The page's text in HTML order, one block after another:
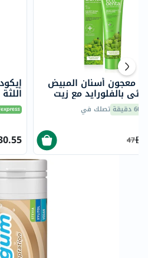
شجرة
معجون أسنان المبيض
بالفلورايد مع زيت
60 دقيقة تصلك في
47